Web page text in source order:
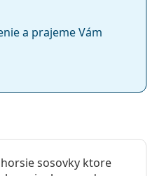
a prajeme Vám
sosovky ktore